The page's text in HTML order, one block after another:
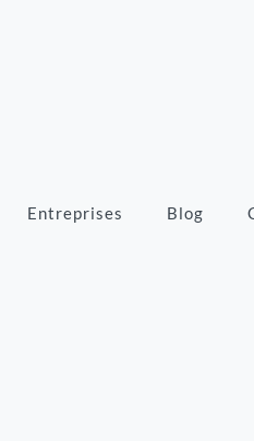
Entreprises Blog